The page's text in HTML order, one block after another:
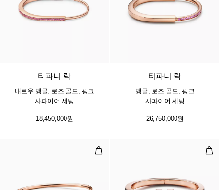
티파니 락
내로우 뱅글, 로즈 골드, 핑크
사파이어 세팅
18,450,000원
티파니 락
뱅글, 로즈 골드, 핑크
사파이어 세팅
26,750,000원
와이어 뱅글, 로즈 골드, 다이아몬드
스